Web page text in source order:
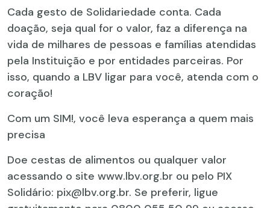
Cada gesto de Solidariedade conta. Cada
doação, seja qual for o valor, faz a diferença na
vida de milhares de pessoas e famílias atendidas
pela Instituição e por entidades parceiras. Por
isso, quando a LBV ligar para você, atenda com o
coração!
Com um SIM!, você leva esperança a quem mais
precisa
Doe cestas de alimentos ou qualquer valor
acessando o site www.lbv.org.br ou pelo PIX
Solidário: pix@lbv.org.br. Se preferir, ligue